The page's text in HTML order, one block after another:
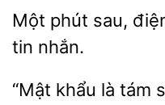
Một phút
tin
“Mật khẩu là tám